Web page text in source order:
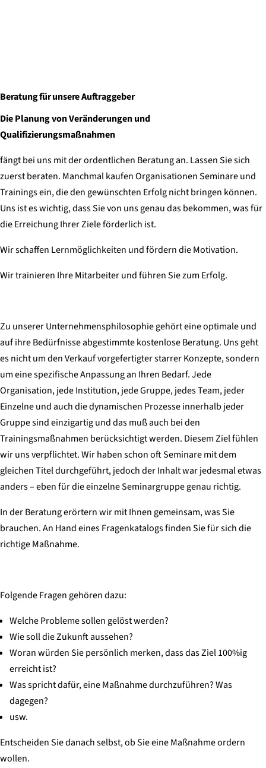
Beratung für unsere Auftraggeber
Die Planung von Veränderungen und
Qualifizierungsmaßnahmen
fängt bei uns mit der ordentlichen Beratung an. Lassen Sie sich
zuerst beraten. Manchmal kaufen Organisationen Seminare und
Trainings ein, die den gewünschten Erfolg nicht bringen können.
Uns ist es wichtig, dass Sie von uns genau das bekommen, was für
die Erreichung Ihrer Ziele förderlich ist.
Wir schaffen Lernmöglichkeiten und fördern die Motivation.
Wir trainieren Ihre Mitarbeiter und führen Sie zum Erfolg.
Zu unserer Unternehmensphilosophie gehört eine optimale und
auf ihre Bedürfnisse abgestimmte kostenlose Beratung. Uns geht
es nicht um den Verkauf vorgefertigter starrer Konzepte, sondern
um eine spezifische Anpassung an Ihren Bedarf. Jede
Organisation, jede Institution, jede Gruppe, jedes Team, jeder
Einzelne und auch die dynamischen Prozesse innerhalb jeder
Gruppe sind einzigartig und das muß auch bei den
Trainingsmaßnahmen berücksichtigt werden. Diesem Ziel fühlen
wir uns verpflichtet. Wir haben schon oft Seminare mit dem
gleichen Titel durchgeführt, jedoch der Inhalt war jedesmal etwas
anders – eben für die einzelne Seminargruppe genau richtig.
In der Beratung erörtern wir mit Ihnen gemeinsam, was Sie
brauchen. An Hand eines Fragenkatalogs finden Sie für sich die
richtige Maßnahme.
Folgende Fragen gehören dazu:
Welche Probleme sollen gelöst werden?
Wie soll die Zukunft aussehen?
Woran würden Sie persönlich merken, dass das Ziel 100%ig
erreicht ist?
Was spricht dafür, eine Maßnahme durchzuführen? Was
dagegen?
usw.
Entscheiden Sie danach selbst, ob Sie eine Maßnahme ordern
wollen.